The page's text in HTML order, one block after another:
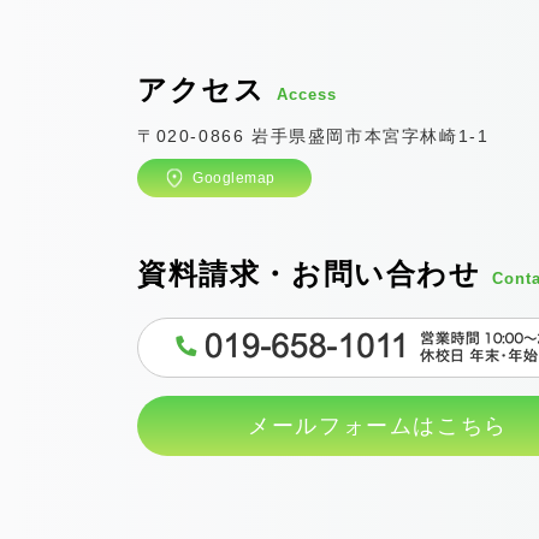
アクセス Access
〒020-0866 岩手県盛岡市本宮字林崎1-1
Googlemap
資料請求・お問い合わせ
メールフォームはこちら